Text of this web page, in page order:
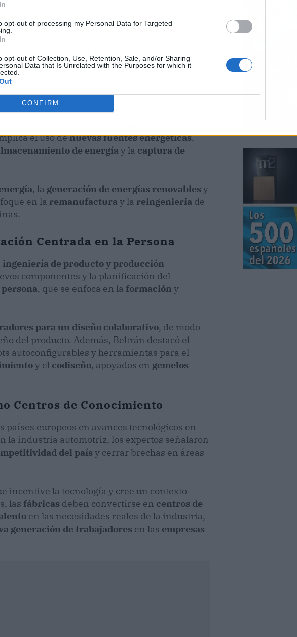
opt-out of processing my Personal Data for Targeted
opt-out of Collection, Use, Retention, Sale, and/or Sharing
Data that Is Unrelated with the Purposes for which it
CONFIRM
con
, lo cual permite unaproducción más ágily
de producción automáticos
Impacto Medioambiental
el uso denuevas fuentes energéticas,
de energía y la captura de
, la generación de energías renovables y
en la remanufactura y la reingeniería de
Centrada en la Persona
ingeniería de producto y producción
componentes y la planificación del
, que se enfoca en la formación y
para un diseño colaborativo, de modo
del producto. Además, Beltrán destacó el
autoconfigurables y herramientas para el
y el codiseño, apoyados en gemelos
Centros de Conocimiento
países europeos en avances tecnológicos en
la industria automotriz, los expertos señalaron
del país y cerrar brechas en áreas
incentive la tecnología y cree un contexto
las fábricas deben convertirse en centros de
en las necesidades reales de la industria,
generación de trabajadores en las empresas